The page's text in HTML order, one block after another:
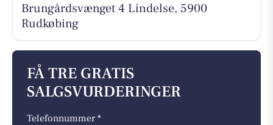
Brungårdsvænget 4 Lindelse, 5900
Rudkøbing
FÅ TRE GRATIS
SALGSVURDERINGER
Telefonnummer *